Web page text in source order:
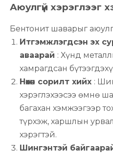
Аюулгүй хэрэглээг
Бентонит шаварыг
Итгэмжлэгдсэн эх
аваарай : Хүнд
хамрагдсан
Нөхөн сорилт хийх :
хэрэглэхээсээ өмнө
багахан хэмжээгээр
түрхэж, харшлын
хэрэгтэй.
Шингэнтэй